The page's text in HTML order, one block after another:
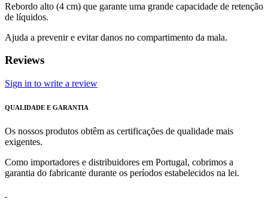
Rebordo alto (4 cm) que garante uma grande capacidade de retenção
de líquidos.
Ajuda a prevenir e evitar danos no compartimento da mala.
Reviews
Sign in to write a review
QUALIDADE E GARANTIA
Os nossos produtos obtêm as certificações de qualidade mais
exigentes.
Como importadores e distribuidores em Portugal, cobrimos a
garantia do fabricante durante os períodos estabelecidos na lei.